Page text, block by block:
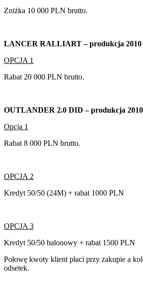
Zniżka 10 000 PLN brutto.
LANCER RALLIART – produkcja 2010
OPCJA 1
Rabat 20 000 PLN brutto.
OUTLANDER 2.0 DID – produkcja 2010
Opcja 1
Rabat 8 000 PLN brutto.
OPCJA 2
Kredyt 50/50 (24M) + rabat 1000 PLN
OPCJA 3
Kredyt 50/50 balonowy + rabat 1500 PLN
Połowę kwoty klient płaci przy zakupie a
odsetek.